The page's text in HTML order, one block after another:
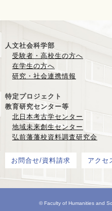
人文社会科学部
受験者・高校生の方へ
在学生の方へ
研究・社会連携情報
特定プロジェクト
教育研究センター等
北日本考古学センター
地域未来創生センター
弘前藩藩校資料調査研究会
お問合せ/資料請求 アクセ
© Faculty of Humanities and